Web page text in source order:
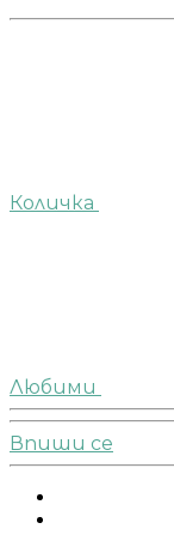
Количка
Любими
Впиши се